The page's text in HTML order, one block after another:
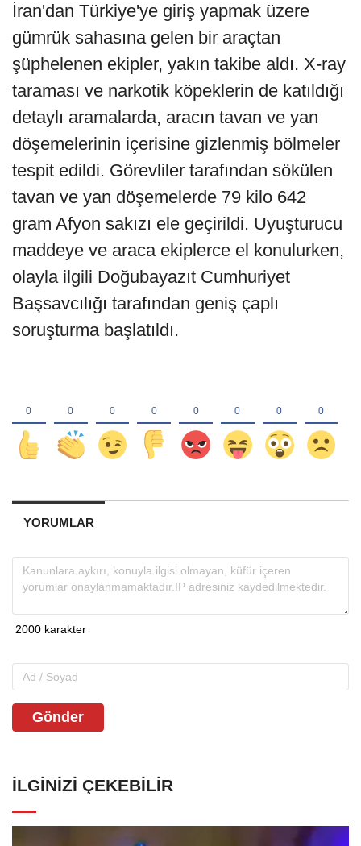
İran'dan Türkiye'ye giriş yapmak üzere
gümrük sahasına gelen bir araçtan
şüphelenen ekipler, yakın takibe aldı. X-ray
taraması ve narkotik köpeklerin de katıldığı
detaylı aramalarda, aracın tavan ve yan
döşemelerinin içerisine gizlenmiş bölmeler
tespit edildi. Görevliler tarafından sökülen
tavan ve yan döşemelerde 79 kilo 642
gram Afyon sakızı ele geçirildi. Uyuşturucu
maddeye ve araca ekiplerce el konulurken,
olayla ilgili Doğubayazıt Cumhuriyet
Başsavcılığı tarafından geniş çaplı
soruşturma başlatıldı.
YORUMLAR
Gönder
İLGINIZI ÇEKEBILIR